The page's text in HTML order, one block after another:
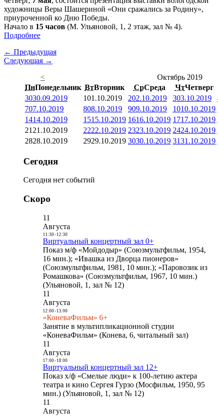
художницы Веры Шашериной «Они сражались за Родину»,
приуроченной ко Дню Победы.
Начало в 15 часов (М. Ульяновой, 1, 2 этаж, зал № 4).
Подробнее
← Предыдущая
Следующая →
<
Октябрь 2019
ПнПонедельник ВтВторник СрСреда ЧтЧетверг
3030.09.2019 101.10.2019 202.10.2019 303.10.2019
707.10.2019 808.10.2019 909.10.2019 1010.10.2019
1414.10.2019 1515.10.2019 1616.10.2019 1717.10.2019
21 21.10.2019 2222.10.2019 2323.10.2019 2424.10.2019
2828.10.2019 2929.10.2019 3030.10.2019 3131.10.2019
Сегодня
Сегодня нет событий
Скоро
11
Августа
11:30- 12:30
Виртуальный концертный зал 0+
Показ м/ф «Мойдодыр» (Союзмультфильм, 1954,
16 мин.); «Ивашка из Дворца пионеров»
(Союзмультфильм, 1981, 10 мин.); «Паровозик из
Ромашкова» (Союзмультфильм, 1967, 10 мин.)
(Ульяновой, 1, зал № 12)
11
Августа
12:00- 13:00
«КоневаФильм» 6+
Занятие в мультипликационной студии
«КоневаФильм» (Конева, 6, читальный зал)
11
Августа
17:00- 18:00
Виртуальный концертный зал 12+
Показ х/ф «Смелые люди» к 100-летию актера
театра и кино Сергея Гурзо (Мосфильм, 1950, 95
мин.) (Ульяновой, 1, зал № 12)
11
Августа